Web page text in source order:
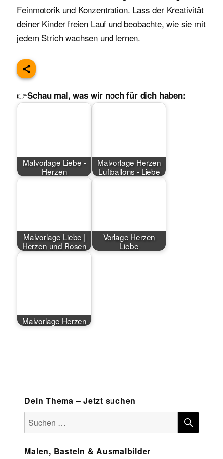
Feinmotorik und Konzentration. Lass der Kreativität
deiner Kinder freien Lauf und beobachte, wie sie mit
jedem Strich wachsen und lernen.
👉Schau mal, was wir noch für dich haben:
Malvorlage Liebe -
Herzen
Malvorlage Herzen
Luftballons - Liebe
Malvorlage Liebe |
Herzen und Rosen
Vorlage Herzen
Liebe
Malvorlage Herzen
Dein Thema – Jetzt suchen
Suchen
nach:
Malen, Basteln & Ausmalbilder